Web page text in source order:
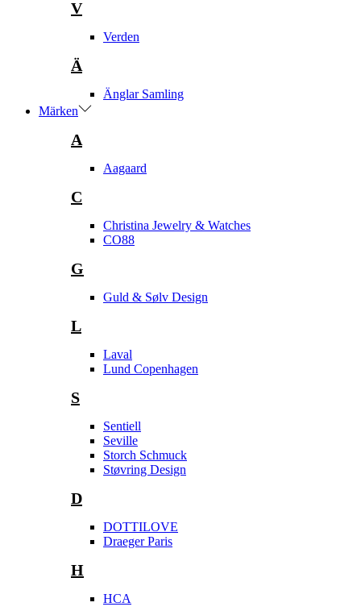
V
Verden
Ä
Änglar Samling
Märken
A
Aagaard
C
Christina Jewelry & Watches
CO88
G
Guld & Sølv Design
L
Laval
Lund Copenhagen
S
Sentiell
Seville
Storch Schmuck
Støvring Design
D
DOTTILOVE
Draeger Paris
H
HCA